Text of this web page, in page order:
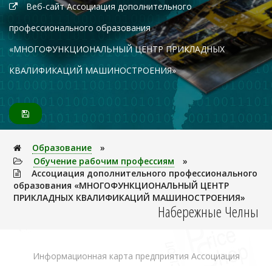
Веб-сайт Ассоциация дополнительного
профессионального образования
«МНОГОФУНКЦИОНАЛЬНЫЙ ЦЕНТР ПРИКЛАДНЫХ
КВАЛИФИКАЦИЙ МАШИНОСТРОЕНИЯ»
Образование
»
Обучение рабочим профессиям
»
Ассоциация дополнительного профессионального
образования «МНОГОФУНКЦИОНАЛЬНЫЙ ЦЕНТР
ПРИКЛАДНЫХ КВАЛИФИКАЦИЙ МАШИНОСТРОЕНИЯ»
Набережные Челны
Информационная карта предприятия Ассоциация